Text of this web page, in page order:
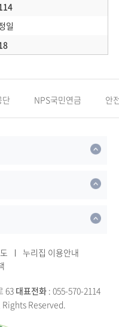
일
NPS국민연금 안
누리집 이용안내
63대표전화 : 055-570-2114
Rights Reserved.